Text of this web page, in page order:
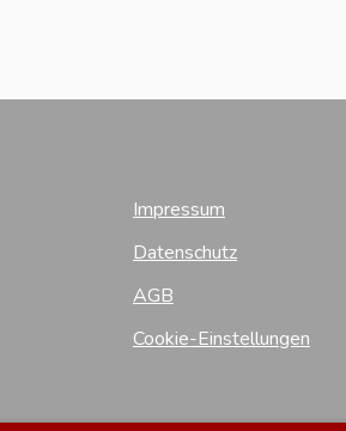
Impressum
Datenschutz
AGB
Cookie-Einstellungen